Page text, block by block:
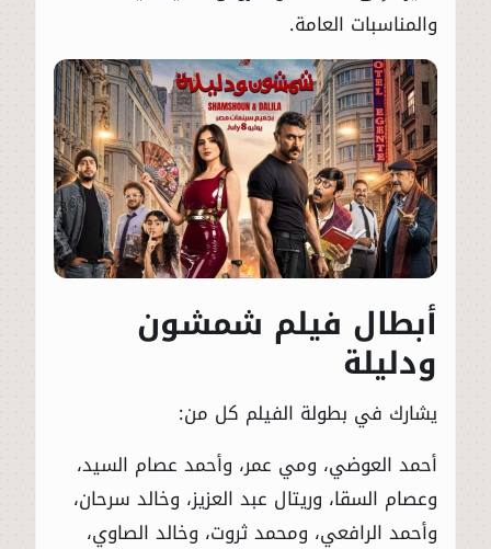
والمناسبات العامة.
أبطال فيلم شمشون
ودليلة
يشارك في بطولة الفيلم كل من:
أحمد العوضي، ومي عمر، وأحمد عصام السيد،
وعصام السقا، وريتال عبد العزيز، وخالد سرحان،
وأحمد الرافعي، ومحمد ثروت، وخالد الصاوي،